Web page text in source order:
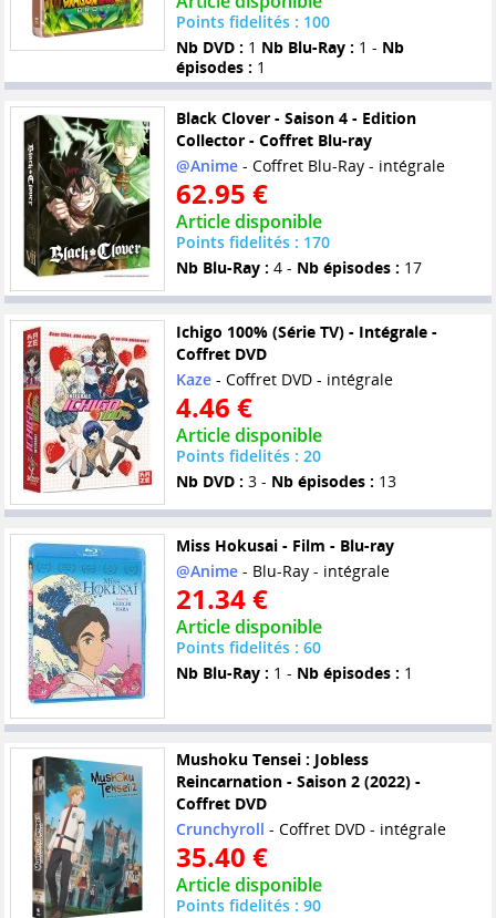
Points fidelités : 100
Nb DVD : 1 Nb Blu-Ray : 1 - Nb
épisodes : 1
Black Clover - Saison 4 - Edition
Collector - Coffret Blu-ray
@Anime- Coffret Blu-Ray - intégrale
62.95 €
Article disponible
Points fidelités : 170
Nb Blu-Ray : 4 - Nb épisodes : 17
Ichigo 100% (Série TV) - Intégrale -
Coffret DVD
Kaze- Coffret DVD - intégrale
4.46 €
Article disponible
Points fidelités : 20
Nb DVD : 3 - Nb épisodes : 13
Miss Hokusai - Film - Blu-ray
@Anime- Blu-Ray - intégrale
21.34 €
Article disponible
Points fidelités : 60
Nb Blu-Ray : 1 - Nb épisodes : 1
Mushoku Tensei : Jobless
Reincarnation - Saison 2 (2022) -
Coffret DVD
Crunchyroll - Coffret DVD - intégrale
35.40 €
Article disponible
Points fidelités : 90